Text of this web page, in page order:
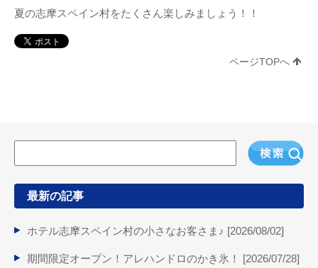
夏の志摩スペイン村をたくさん楽しみましょう！！
ページTOPへ
最新の記事
ホテル志摩スペイン村の小さなお客さま♪ [2026/08/02]
期間限定オープン！アレハンドロのかき氷！ [2026/07/28]